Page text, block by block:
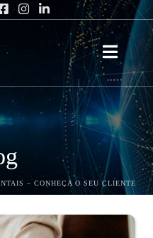
– CONHEÇA O SEU CLIENTE